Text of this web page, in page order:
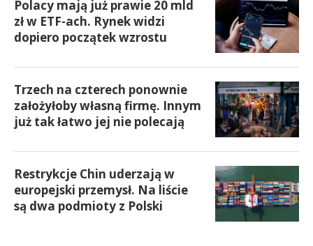
Polacy mają już prawie 20 mld
zł w ETF-ach. Rynek widzi
dopiero początek wzrostu
Trzech na czterech ponownie
założyłoby własną firmę. Innym
już tak łatwo jej nie polecają
Restrykcje Chin uderzają w
europejski przemysł. Na liście
są dwa podmioty z Polski